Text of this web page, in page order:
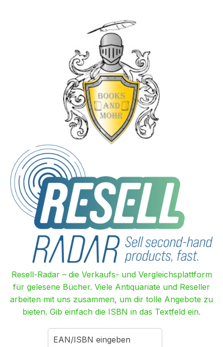
Resell-Radar – die Verkaufs- und Vergleichsplattform
für gelesene Bücher. Viele Antiquariate und Reseller
arbeiten mit uns zusammen, um dir tolle Angebote zu
bieten. Gib einfach die ISBN in das Textfeld ein.